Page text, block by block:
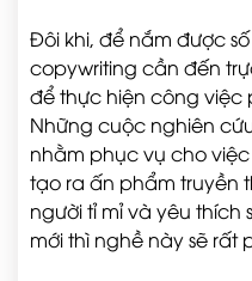
Đôi khi, để nắm được
copywriting cần đến
để thực hiện công việc
Những cuộc nghiên
nhằm phục vụ cho
tạo ra ấn phẩm truyền
người tỉ mỉ và yêu thích
mới thì nghề này sẽ rất